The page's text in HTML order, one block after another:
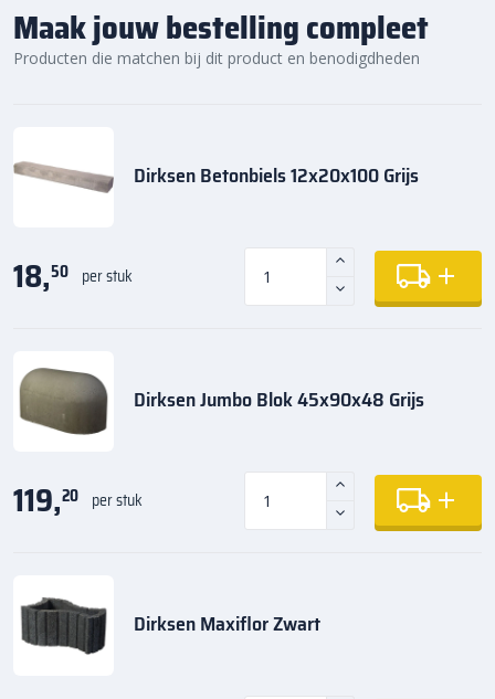
Maak jouw bestelling compleet
Producten die matchen bij dit product en benodigdheden
Dirksen Betonbiels 12x20x100 Grijs
18,50 per stuk
Dirksen Jumbo Blok 45x90x48 Grijs
119,20 per stuk
Dirksen Maxiflor Zwart